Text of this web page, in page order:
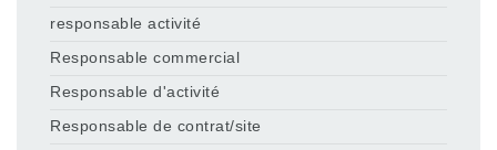
responsable activité
Responsable commercial
Responsable d'activité
Responsable de contrat/site